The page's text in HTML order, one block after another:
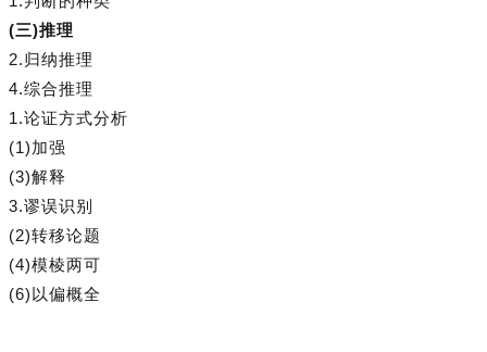
(三)推理
2.归纳推理
4.综合推理
1.论证方式分析
(1)加强
(3)解释
3.谬误识别
(2)转移论题
(4)模棱两可
(6)以偏概全